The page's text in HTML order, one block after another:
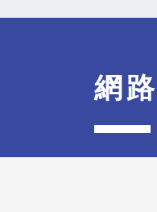
網